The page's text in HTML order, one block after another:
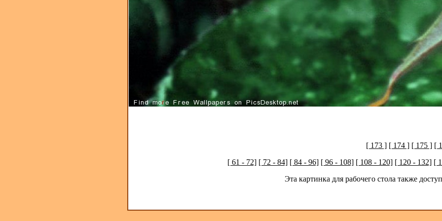
[ 173 ] [ 174 ] [ 175 ] [
[ 61 - 72] [ 72 - 84] [ 84 - 96] [ 96 - 108] [ 108 - 120] [ 120 - 132] [
Эта картинка для рабочего стола также